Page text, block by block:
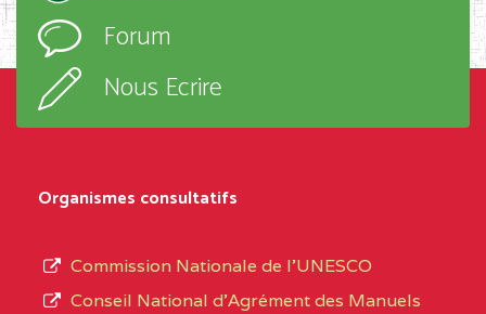
D'ENSEIGNEMENT
PROFESSIONNEL
(CEGEP) STE FOI BP
d’enseignement,
type
Forum
Nous Ecrire
Organismes consultatifs
Commission Nationale de l’UNESCO
Conseil National d’Agrément des Manuels